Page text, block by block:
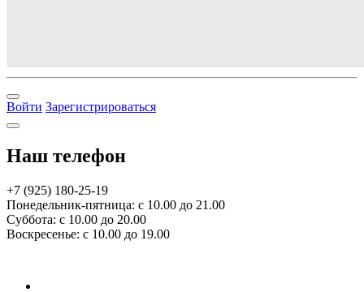
Войти Зарегистрироваться
Наш телефон
+7 (925) 180-25-19
Понедельник-пятница: с 10.00 до 21.00
Суббота: с 10.00 до 20.00
Воскресенье: с 10.00 до 19.00